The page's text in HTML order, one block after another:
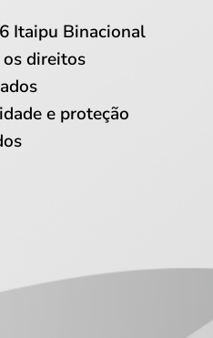
Itaipu Binacional
direitos
e proteção